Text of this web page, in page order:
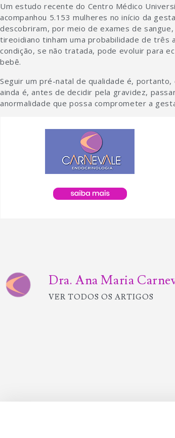
Um estudo recente do Centro Médico
acompanhou 5.153 mulheres no início da
descobriram, por meio de exames de
tireoidiano tinham uma probabilidade de três
condição, se não tratada, pode evoluir para
bebê.
Seguir um pré-natal de qualidade é,
ainda é, antes de decidir pela gravidez,
anormalidade que possa comprometer a
Dra. Ana Maria
VER TODOS OS ARTIGOS